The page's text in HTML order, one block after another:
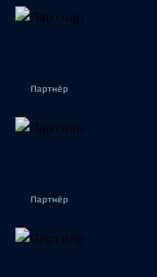
Партнёр
Партнёр